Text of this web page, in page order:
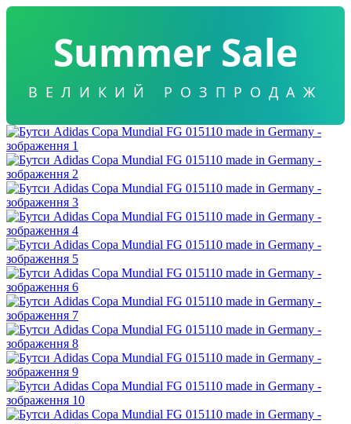
Summer Sale
ВЕЛИКИЙ РОЗПРОДАЖ